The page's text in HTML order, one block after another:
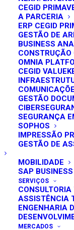
CEGID
A PARCERIA
ERP CEGID
GESTÃO DE
BUSINESS
CONSTRUÇÃO
OMNIA
CEGID
GESTÃO
SEGURANÇA
SOPHOS
IMPRESSÃO
GESTÃO DE
MOBILIDADE
SAP BUSINESS
SERVIÇOS
CONSULTORIA
ASSISTÊNCIA
ENGENHARIA
MERCADOS